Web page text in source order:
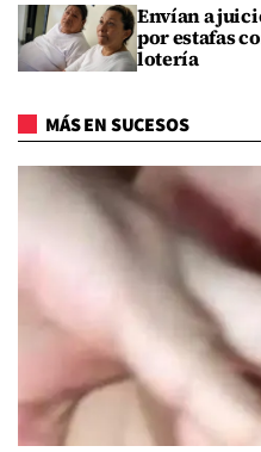
Envían a
por estafas
lotería
MÁS EN SUCESOS